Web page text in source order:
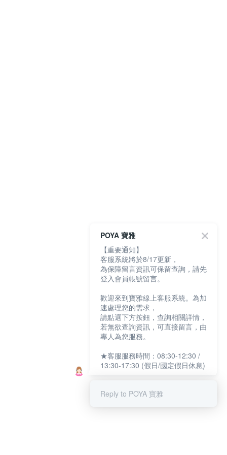
POYA 寶雅
【重要通知】
客服系統將於8/17更新，
為保障留言資訊可保留查詢，請先
登入會員帳號留言。
歡迎來到寶雅線上客服系統。為加
速處理您的需求，
請點選下方按鈕，查詢相關詳情，
若無欲查詢資訊，可直接留言，由
專人為您服務。
★客服服務時間：08:30-12:30 /
13:30-17:30 (假日/國定假日休息)
Reply to POYA 寶雅